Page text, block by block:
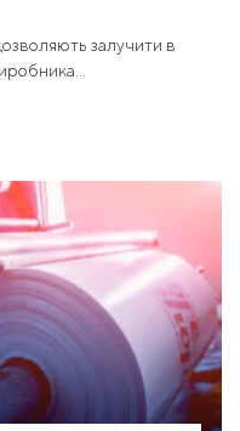
залучити в